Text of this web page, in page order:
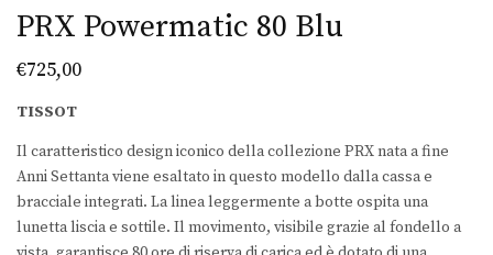
PRX Powermatic 80 Blu
€725,00
TISSOT
Il caratteristico design iconico della collezione PRX nata a fine
Anni Settanta viene esaltato in questo modello dalla cassa e
bracciale integrati. La linea leggermente a botte ospita una
lunetta liscia e sottile. Il movimento, visibile grazie al fondello a